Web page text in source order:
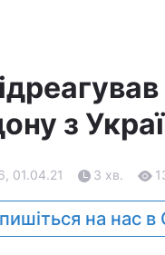
з
01.04.21 3 хв.
на нас в